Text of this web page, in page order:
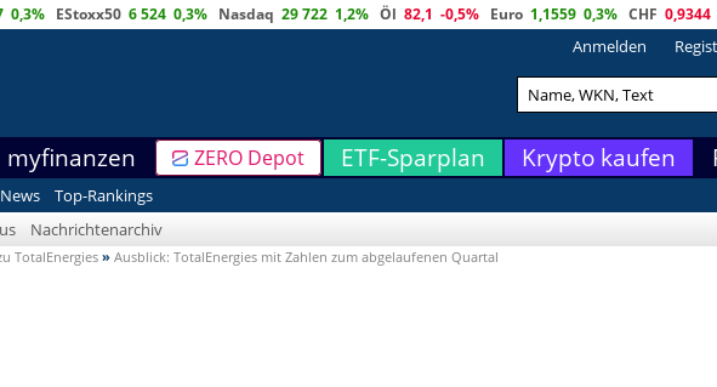
0,3% EStoxx50 6 524 0,3% Nasdaq 29 722 1,2% Öl 82,1 -0,5% Euro 1,1559 0,3% CHF 0,9344
Anmelden
myfinanzen ZERO Depot ETF-Sparplan Krypto kaufen
Top-Rankings
Nachrichtenarchiv
TotalEnergies» Ausblick: TotalEnergies mit Zahlen zum abgelaufenen Quartal